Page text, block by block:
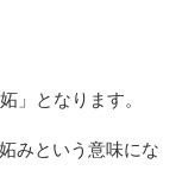
」となります。
みという意味にな